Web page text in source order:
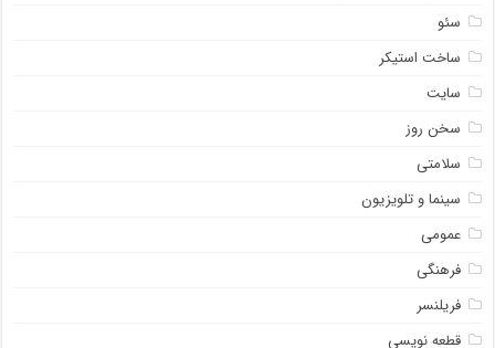
سئو
ساخت استیکر
سایت
سخن روز
سلامتی
سینما و تلویزیون
عمومی
فرهنگی
فریلنسر
قطعه نویسی